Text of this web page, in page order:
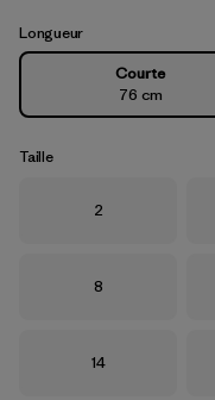
Longueur
Courte
76 cm
Taille
Taille
2
Taille
8
Taille
14